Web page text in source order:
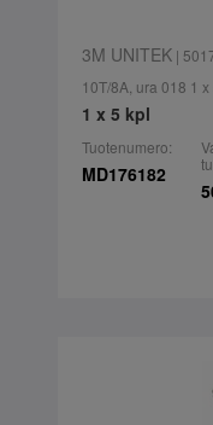
3M UNITEK|
10T/8A, ura 018 1 x
1 x 5 kpl
Tuotenumero:
MD176182